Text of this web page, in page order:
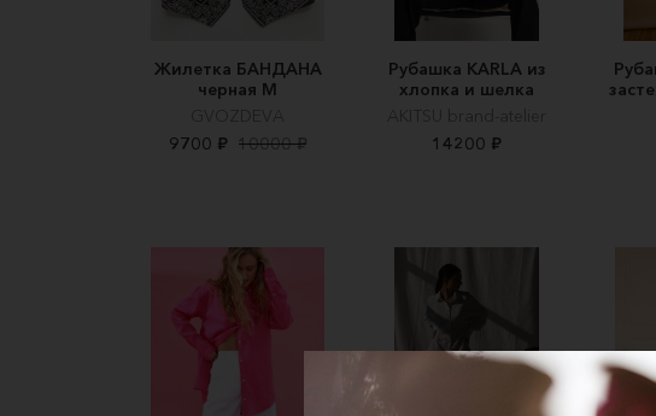
Жилетка БАНДАНА
черная М
GVOZDEVA
9700 ₽ 10000 ₽
Рубашка KARLA из
хлопка и шелка
AKITSU brand-atelier
14200 ₽